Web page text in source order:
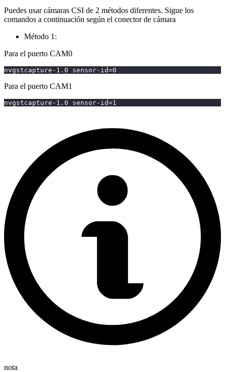
Puedes usar cámaras CSI de 2 métodos diferentes. Sigue los
comandos a continuación según el conector de cámara
Método 1:
Para el puerto CAM0
nvgstcapture-1.0 sensor-id=0
Para el puerto CAM1
nvgstcapture-1.0 sensor-id=1
nota